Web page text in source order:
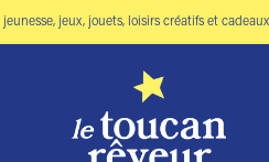
jeux, jouets, loisirs créatifs et